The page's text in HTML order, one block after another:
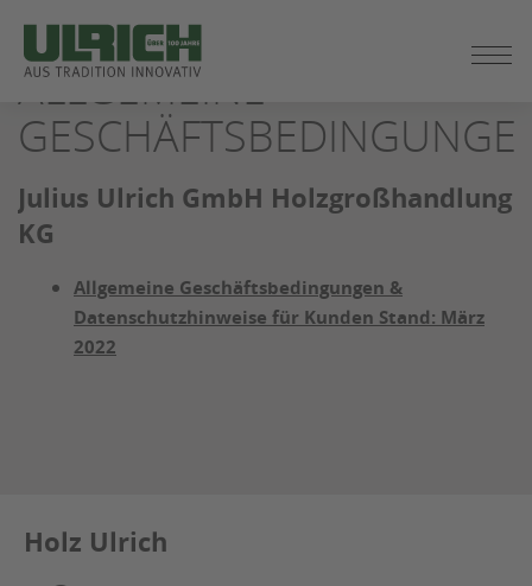
ZUM
SEITENINHALT
SPRINGEN
ALLGEMEINE
Julius Ulrich GmbH Holzgroßhandlung
KG
Allgemeine Geschäftsbedingungen &
Datenschutzhinweise für Kunden Stand: März
2022
Holz Ulrich